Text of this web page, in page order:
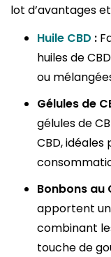
lot d’avantages
Huile CBD :
huiles de
ou
Gélules de
gélules de
CBD,
Bonbons au
apportent
combinant
touche de